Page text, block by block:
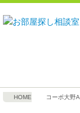
HOME コーポ大野A